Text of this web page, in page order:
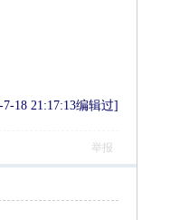
18 21:17:13编辑过]
举报